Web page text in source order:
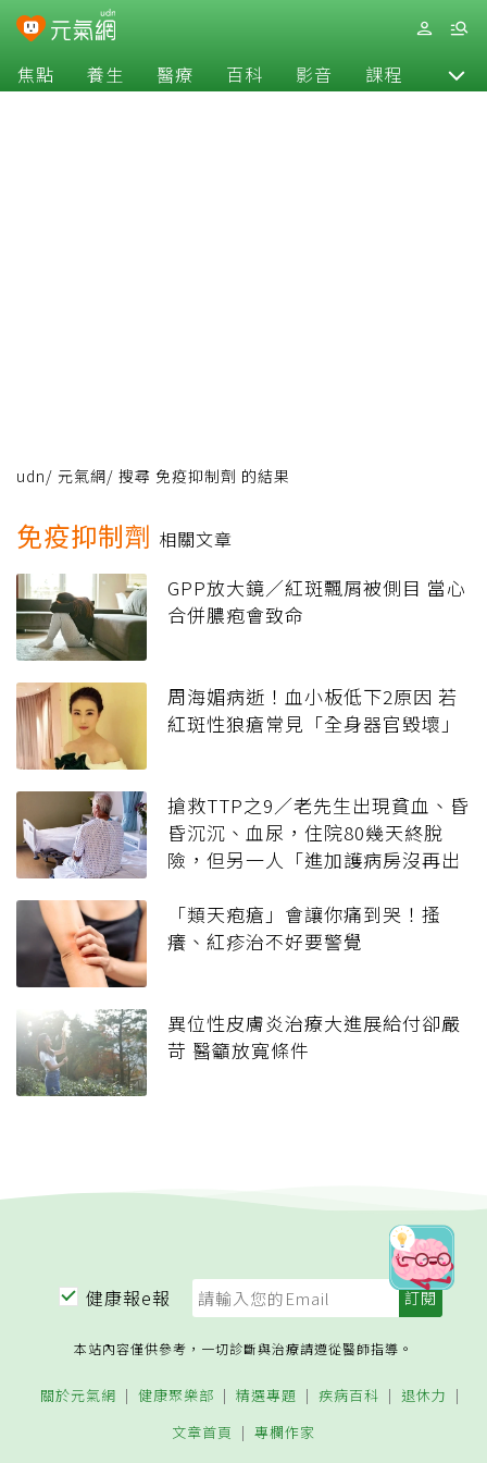
焦點 養生 醫療 百科 影音 課程 退休
udn/ 元氣網/ 搜尋 免疫抑制劑 的結果
免疫抑制劑 相關文章
GPP放大鏡／紅斑飄屑被側目 當心
合併膿疱會致命
周海媚病逝！血小板低下2原因 若
紅斑性狼瘡常見「全身器官毀壞」
搶救TTP之9／老先生出現貧血、昏
昏沉沉、血尿，住院80幾天終脫
險，但另一人「進加護病房沒再出
「類天疱瘡」會讓你痛到哭！搔
癢、紅疹治不好要警覺
異位性皮膚炎治療大進展給付卻嚴
苛 醫籲放寬條件
健康報e報
本站內容僅供參考，一切診斷與治療請遵從醫師指導。
關於元氣網 健康聚樂部 精選專題 疾病百科
退休力
文章首頁
專欄作家